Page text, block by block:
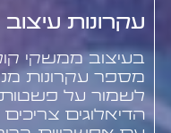
עקרונות
בעיצוב ממשקי
מספר עקרונות
לשמור על פשטות
הדיאלוגים